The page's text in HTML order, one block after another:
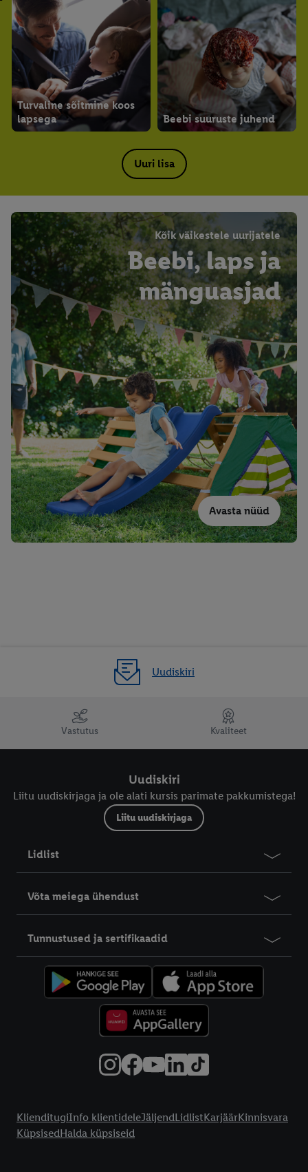
Turvaline sõitmine koos
lapsega
Beebi suuruste juhend
Uuri lisa
Kõik väikestele uurijatele
Beebi, laps ja
mänguasjad
Avasta nüüd
Uudiskiri
Vastutus Kvaliteet
Uudiskiri
Liitu uudiskirjaga ja ole alati kursis parimate pakkumistega!
Liitu uudiskirjaga
Lidlist
Võta meiega ühendust
Tunnustused ja sertifikaadid
KlienditugiInfo klientideleJäljendLidlistKarjäärKinnisvara
KüpsisedHalda küpsiseid